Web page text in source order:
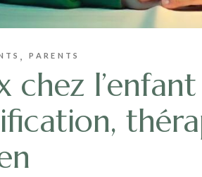
PARENTS